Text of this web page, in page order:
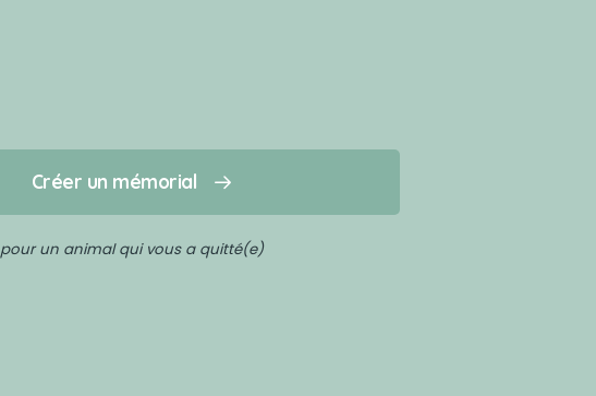
Créer un mémorial
pour un animal qui vous a quitté(e)